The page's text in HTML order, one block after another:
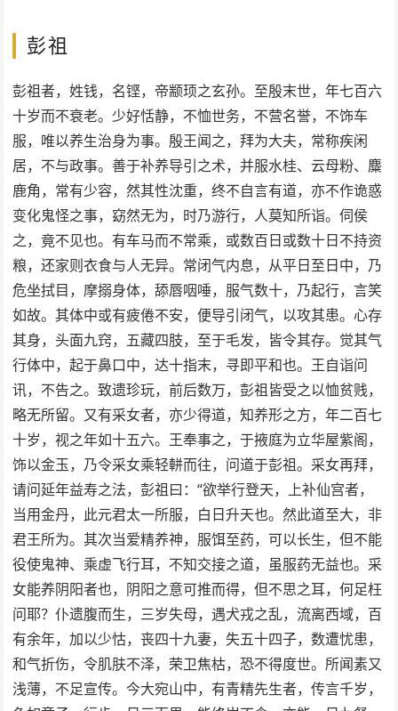
彭祖
彭祖者，姓钱，名铿，帝颛顼之玄孙。至殷末世，年七百六
十岁而不衰老。少好恬静，不恤世务，不营名誉，不饰车
服，唯以养生治身为事。殷王闻之，拜为大夫，常称疾闲
居，不与政事。善于补养导引之术，并服水桂、云母粉、麋
鹿角，常有少容，然其性沈重，终不自言有道，亦不作诡惑
变化鬼怪之事，窈然无为，时乃游行，人莫知所诣。伺侯
之，竟不见也。有车马而不常乘，或数百日或数十日不持资
粮，还家则衣食与人无异。常闭气内息，从平日至日中，乃
危坐拭目，摩搦身体，舔唇咽唾，服气数十，乃起行，言笑
如故。其体中或有疲倦不安，便导引闭气，以攻其患。心存
其身，头面九窍，五藏四肢，至于毛发，皆令其存。觉其气
行体中，起于鼻口中，达十指末，寻即平和也。王自诣问
讯，不告之。致遗珍玩，前后数万，彭祖皆受之以恤贫贱，
略无所留。又有采女者，亦少得道，知养形之方，年二百七
十岁，视之年如十五六。王奉事之，于掖庭为立华屋紫阁，
饰以金玉，乃令采女乘轻軿而往，问道于彭祖。采女再拜，
请问延年益寿之法，彭祖曰：“欲举行登天，上补仙宫者，
当用金丹，此元君太一所服，白日升天也。然此道至大，非
君王所为。其次当爱精养神，服饵至药，可以长生，但不能
役使鬼神、乘虚飞行耳，不知交接之道，虽服药无益也。采
女能养阴阳者也，阴阳之意可推而得，但不思之耳，何足枉
问耶？仆遗腹而生，三岁失母，遇犬戎之乱，流离西域，百
有余年，加以少怙，丧四十九妻，失五十四子，数遭忧患，
和气折伤，令肌肤不泽，荣卫焦枯，恐不得度世。所闻素又
浅薄，不足宣传。今大宛山中，有青精先生者，传言千岁，